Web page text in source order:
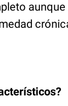
aunque